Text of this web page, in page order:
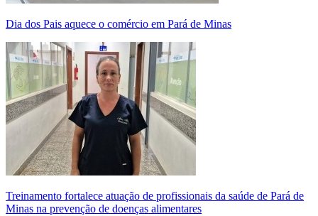
Dia dos Pais aquece o comércio em Pará de Minas
Treinamento fortalece atuação de profissionais da saúde de Pará de
Minas na prevenção de doenças alimentares